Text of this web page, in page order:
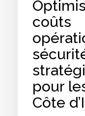
coûts
pour
Côte